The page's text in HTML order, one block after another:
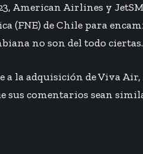
American Airlines y
(FNE) de Chile para
no son del todo ciertas.
a la adquisición de Viva
sus comentarios sean